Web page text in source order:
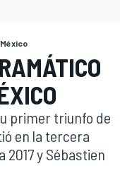
primer triunfo de
en la tercera
y Sébastien